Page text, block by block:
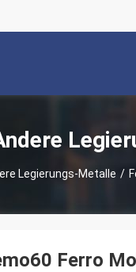
Legierungs-Metalle /
Ferro